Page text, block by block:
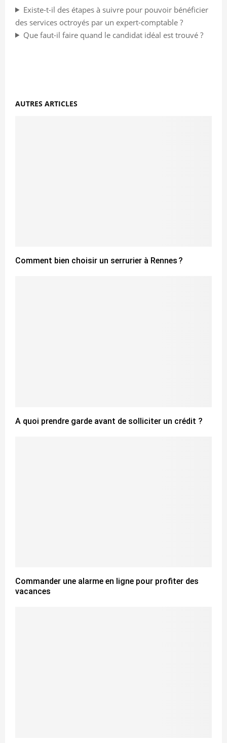
Existe-t-il des étapes à suivre pour pouvoir bénéficier
des services octroyés par un expert-comptable ?
Que faut-il faire quand le candidat idéal est trouvé ?
AUTRES ARTICLES
Comment bien choisir un serrurier à Rennes ?
A quoi prendre garde avant de solliciter un crédit ?
Commander une alarme en ligne pour profiter des
vacances